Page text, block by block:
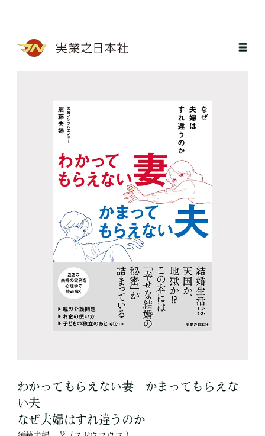
わかってもらえない妻 かまってもらえな
い夫
なぜ夫婦はすれ違うのか